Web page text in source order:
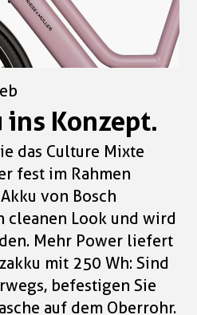
ins Konzept.
das Culture Mixte
fest im Rahmen
von Bosch
cleanen Look und wird
Mehr Power liefert
mit 250 Wh: Sind
befestigen Sie
auf dem Oberrohr.